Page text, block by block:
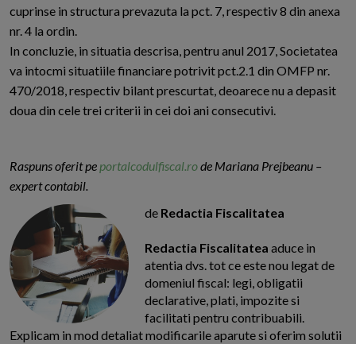
cuprinse in structura prevazuta la pct. 7, respectiv 8 din anexa
nr. 4 la ordin.
In concluzie, in situatia descrisa, pentru anul 2017, Societatea
va intocmi situatiile financiare potrivit pct.2.1 din OMFP nr.
470/2018, respectiv bilant prescurtat, deoarece nu a depasit
doua din cele trei criterii in cei doi ani consecutivi.
Raspuns oferit pe portalcodulfiscal.rode Mariana Prejbeanu –
expert contabil.
de Redactia Fiscalitatea
Redactia Fiscalitatea aduce in
atentia dvs. tot ce este nou legat de
domeniul fiscal: legi, obligatii
declarative, plati, impozite si
facilitati pentru contribuabili.
Explicam in mod detaliat modificarile aparute si oferim solutii